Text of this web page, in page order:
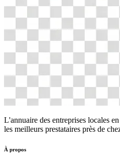
L'annuaire des entreprises locales
les meilleurs prestataires près de
À propos